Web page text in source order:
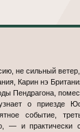
не сильный
Карин нэ
Пендрагона,
о приезде
событие,
— и практически